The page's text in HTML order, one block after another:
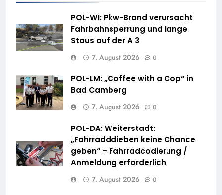
POL-WI: Pkw-Brand verursacht
Fahrbahnsperrung und lange
Staus auf der A 3
7. August 2026 0
POL-LM: „Coffee with a Cop“ in
Bad Camberg
7. August 2026 0
POL-DA: Weiterstadt:
„Fahrradddieben keine Chance
geben“ – Fahrradcodierung /
Anmeldung erforderlich
7. August 2026 0